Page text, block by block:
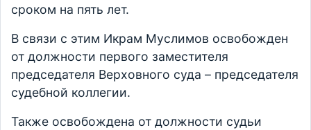
сроком на пять лет.
В связи с этим Икрам Муслимов освобожден
от должности первого заместителя
председателя Верховного суда – председателя
судебной коллегии.
Также освобождена от должности судьи